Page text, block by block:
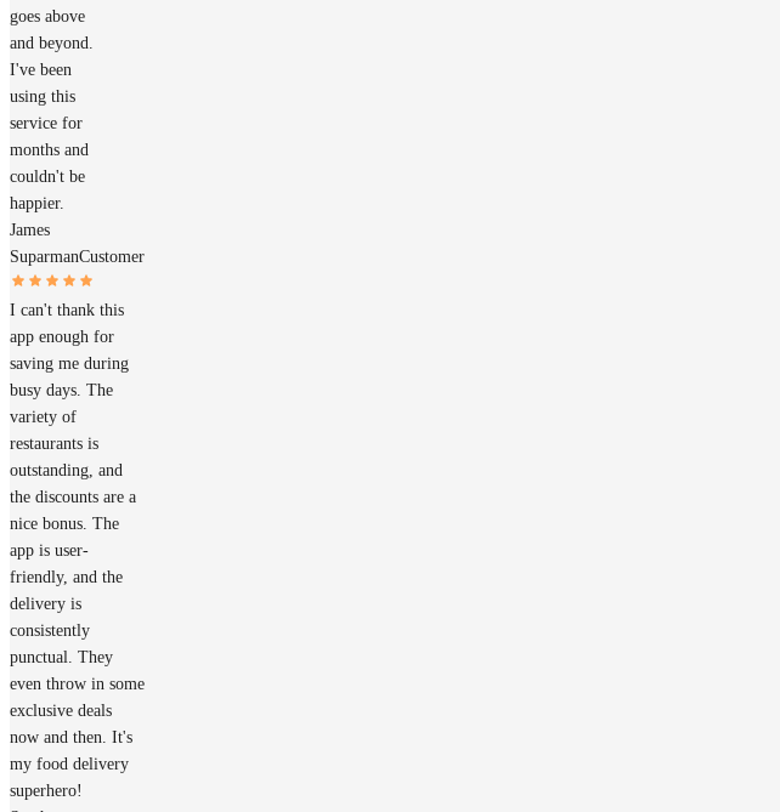
goes above
and beyond.
I've been
using this
service for
months and
couldn't be
happier.
James
SuparmanCustomer
I can't thank this
app enough for
saving me during
busy days. The
variety of
restaurants is
outstanding, and
the discounts are a
nice bonus. The
app is user-
friendly, and the
delivery is
consistently
punctual. They
even throw in some
exclusive deals
now and then. It's
my food delivery
superhero!